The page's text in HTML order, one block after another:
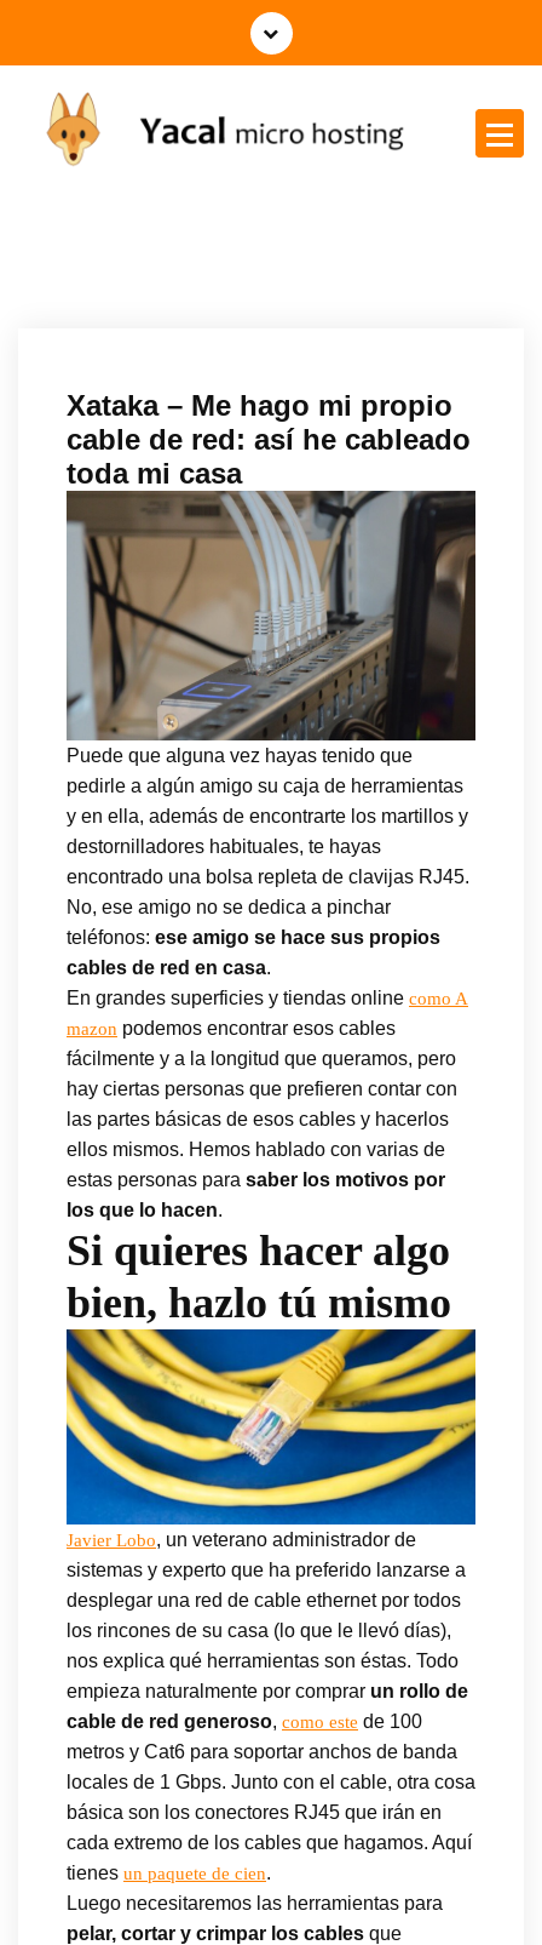
Xataka – Me hago mi propio
cable de red: así he cableado
toda mi casa
Puede que alguna vez hayas tenido que
pedirle a algún amigo su caja de herramientas
y en ella, además de encontrarte los martillos y
destornilladores habituales, te hayas
encontrado una bolsa repleta de clavijas RJ45.
No, ese amigo no se dedica a pinchar
teléfonos: ese amigo se hace sus propios
cables de red en casa.
En grandes superficies y tiendas online como A
mazon podemos encontrar esos cables
fácilmente y a la longitud que queramos, pero
hay ciertas personas que prefieren contar con
las partes básicas de esos cables y hacerlos
ellos mismos. Hemos hablado con varias de
estas personas para saber los motivos por
los que lo hacen.
Si quieres hacer algo
bien, hazlo tú mismo
Javier Lobo, un veterano administrador de
sistemas y experto que ha preferido lanzarse a
desplegar una red de cable ethernet por todos
los rincones de su casa (lo que le llevó días),
nos explica qué herramientas son éstas. Todo
empieza naturalmente por comprar un rollo de
cable de red generoso, como este de 100
metros y Cat6 para soportar anchos de banda
locales de 1 Gbps. Junto con el cable, otra cosa
básica son los conectores RJ45 que irán en
cada extremo de los cables que hagamos. Aquí
tienes un paquete de cien.
Luego necesitaremos las herramientas para
pelar, cortar y crimpar los cables que